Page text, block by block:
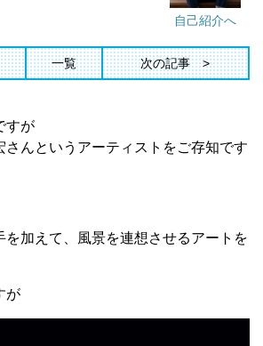
自己紹介へ
一覧 次の記事
すが
さんというアーティストをご存知です
を加えて、風景を連想させるアートを
が